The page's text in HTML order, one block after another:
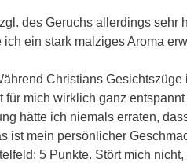
des Geruchs allerdings sehr
ein stark malziges Aroma
Christians
mich wirklich ganz
hätte ich niemals erraten,
ist mein persönlicher
5 Punkte. Stört mich